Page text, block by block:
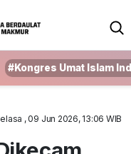
#Kongres Umat Islam
, 09 Jun 2026, 13:06 WIB